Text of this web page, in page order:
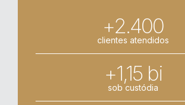
+2.400
clientes atendidos
+1,15 bi
sob custódia